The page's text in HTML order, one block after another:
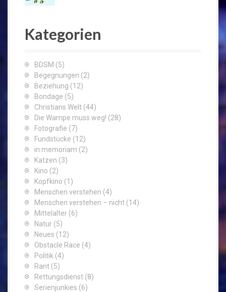
Kategorien
BDSM (5)
Begegnungen (2)
Beziehung (12)
Bondage (5)
Christians Welt (44)
Die Wampe muss weg! (28)
Fotografie (7)
Fundstücke (12)
in memoriam (2)
Katzen (3)
Kino (2)
Kopfkino (1)
Menschen verstehen (4)
Menschen verstehen – nicht (14)
Mittelalter (6)
Natur (5)
Neues (12)
Obstacle Race (4)
Politik (4)
Rant (5)
Rettungsdienst (8)
Serienjunkies (6)